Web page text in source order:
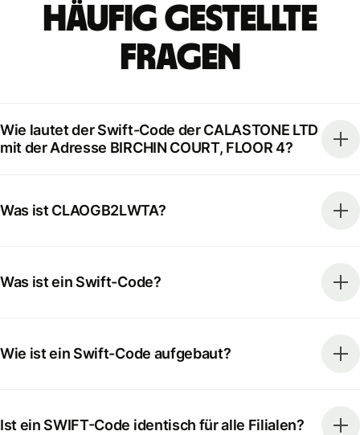
Häufig gestellte
Fragen
Wie lautet der Swift-Code der CALASTONE LTD
mit der Adresse BIRCHIN COURT, FLOOR 4?
Was ist CLAOGB2LWTA?
Was ist ein Swift-Code?
Wie ist ein Swift-Code aufgebaut?
Ist ein SWIFT-Code identisch für alle Filialen?